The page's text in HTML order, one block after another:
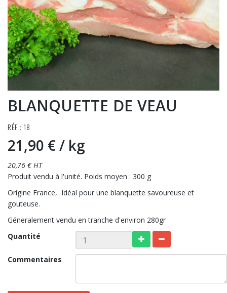
BLANQUETTE DE VEAU
RÉF : 18
21,90 €/ kg
20,76 € HT
Produit vendu à l'unité. Poids moyen : 300 g
Origine France, Idéal pour une blanquette savoureuse et
gouteuse.
Géneralement vendu en tranche d'environ 280gr
Quantité
Commentaires